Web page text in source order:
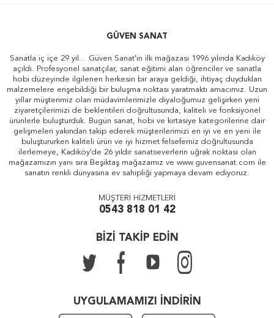
GÜVEN SANAT
Sanatla iç içe 29 yıl... Güven Sanat'ın ilk mağazası 1996 yılında Kadıköy
açıldı. Profesyonel sanatçılar, sanat eğitimi alan öğrenciler ve sanatla
hobi düzeyinde ilgilenen herkesin bir araya geldiği, ihtiyaç duydukları
malzemelere erişebildiği bir buluşma noktası yaratmaktı amacımız. Uzun
yıllar müşterimiz olan müdavimlerimizle diyaloğumuz gelişirken yeni
ziyaretçilerimizi de beklentileri doğrultusunda, kaliteli ve fonksiyonel
ürünlerle buluşturduk. Bugün sanat, hobi ve kırtasiye kategorilerine dair
gelişmeleri yakından takip ederek müşterilerimizi en iyi ve en yeni ile
buluştururken kaliteli ürün ve iyi hizmet felsefemiz doğrultusunda
ilerlemeye, Kadıköy'de 26 yıldır sanatseverlerin uğrak noktası olan
mağazamızın yanı sıra Beşiktaş mağazamız ve www.guvensanat.com ile
sanatın renkli dünyasına ev sahipliği yapmaya devam ediyoruz.
MÜŞTERİ HİZMETLERİ
0543 818 01 42
BİZİ TAKİP EDİN
UYGULAMAMIZI İNDİRİN